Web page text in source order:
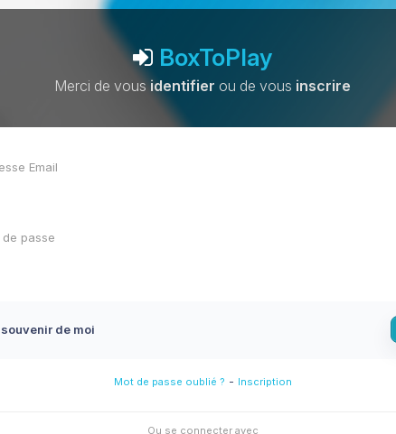
BoxToPlay
Merci de vousidentifier ou de vous inscrire
de moi
Mot de passe oublié ? - Inscription
Ou se connecter avec